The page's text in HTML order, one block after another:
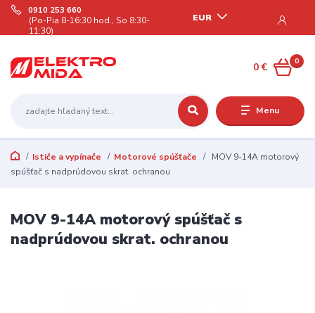
Menu
EUR
0910 253 660
(Po-Pia 8-16:30 hod., So 8:30-
11:30)
0
0 €
Ističe a vypínače Motorové spúšťače
MOV 9-14A motorový
spúšťač s nadprúdovou skrat. ochranou
MOV 9-14A motorový spúšťač s
nadprúdovou skrat. ochranou